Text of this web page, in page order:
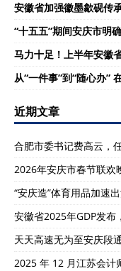
安徽省加强徽墨歙砚传
“十五五”期间安庆市明
马力十足！上半年安徽
从“一件事”到“随心办”
近期文章
合肥市委书记费高云，
2026年安庆市春节联欢
“安庆造”体育用品加速
安徽省2025年GDP发
天天高速无为至安庆段
2025 年 12 月江苏会计